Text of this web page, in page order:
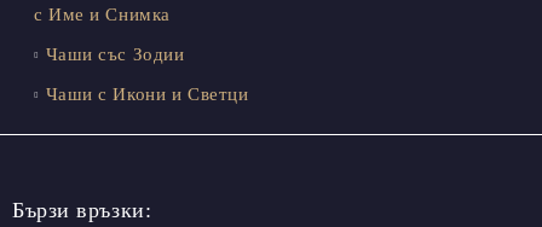
с Име и Снимка
Чаши със Зодии
Чаши с Икони и Светци
Бързи връзки: